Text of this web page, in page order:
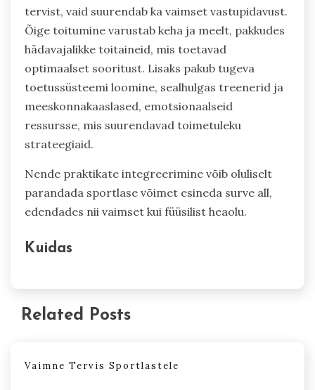
tervist, vaid suurendab ka vaimset vastupidavust.
Õige toitumine varustab keha ja meelt, pakkudes
hädavajalikke toitaineid, mis toetavad
optimaalset sooritust. Lisaks pakub tugeva
toetussüsteemi loomine, sealhulgas treenerid ja
meeskonnakaaslased, emotsionaalseid
ressursse, mis suurendavad toimetuleku
strateegiaid.
Nende praktikate integreerimine võib oluliselt
parandada sportlase võimet esineda surve all,
edendades nii vaimset kui füüsilist heaolu.
Kuidas
Related Posts
Vaimne Tervis Sportlastele